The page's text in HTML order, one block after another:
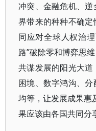
冲突、金融危机、
界带来的种种不确
同应对全球人权治
路”破除零和博弈思
共谋发展的阳光大
困境、数字鸿沟、
均等，让发展成果惠
果应该由各国共同分